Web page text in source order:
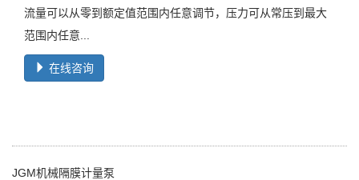
流量可以从零到额定值范围内任意调节，压力可从常压到最大
范围内任意...
在线咨询
JGM机械隔膜计量泵